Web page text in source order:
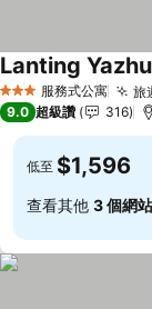
3 星級 服務式公寓 旅
Lanting
9.0 超級讚 316
低至 $1,596
查看其他 3 個網站